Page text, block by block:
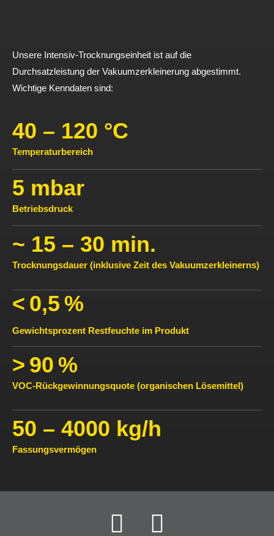
Unsere Intensiv-Trocknungseinheit ist auf die
Durchsatzleistung der Vakuumzerkleinerung abgestimmt.
Wichtige Kenndaten sind:
40 – 120 °C
Temperaturbereich
5 mbar
Betriebsdruck
~ 15 – 30 min.
Trocknungsdauer (inklusive Zeit des Vakuumzerkleinerns)
< 0,5 %
Gewichtsprozent Restfeuchte im Produkt
> 90 %
VOC-Rückgewinnungsquote (organischen Lösemittel)
50 – 4000 kg/h
Fassungsvermögen